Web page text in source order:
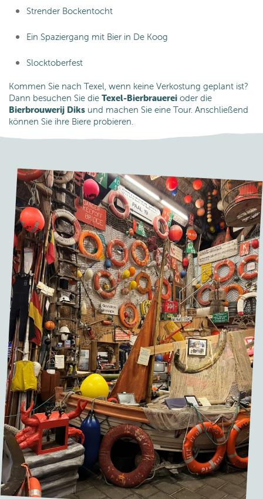
Strender Bockentocht
Ein Spaziergang mit Bier in De Koog
Slocktoberfest
Kommen Sie nach Texel, wenn keine Verkostung geplant ist?
Dann besuchen Sie die Texel-Bierbrauerei oder die
Bierbrouwerij Diks und machen Sie eine Tour. Anschließend
können Sie ihre Biere probieren.